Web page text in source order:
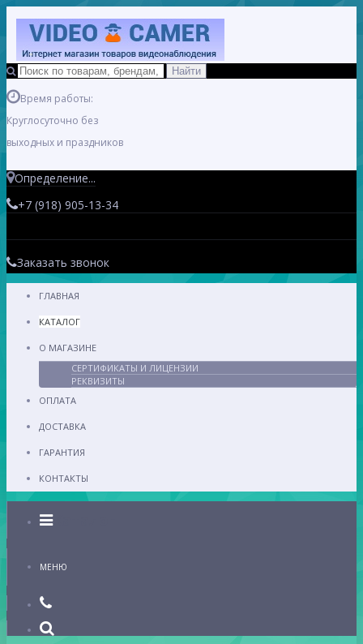
Время работы:
Круглосуточно без
выходных и праздников
Определение...
+7 (918) 905-13-34
Заказать звонок
ГЛАВНАЯ
КАТАЛОГ
О МАГАЗИНЕ
СЕРТИФИКАТЫ И ЛИЦЕНЗИИ
РЕКВИЗИТЫ
ОПЛАТА
ДОСТАВКА
ГАРАНТИЯ
КОНТАКТЫ
Каталог
МЕНЮ